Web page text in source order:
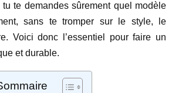
te demandes sûrement quel modèle
sans te tromper sur le style, le
Voici donc l’essentiel pour faire un
et durable.